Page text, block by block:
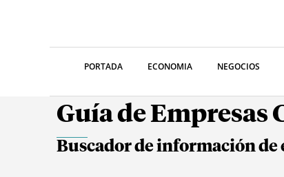
PORTADA ECONOMIA NEGOCIOS
Guía de Empresas
Buscador de información de